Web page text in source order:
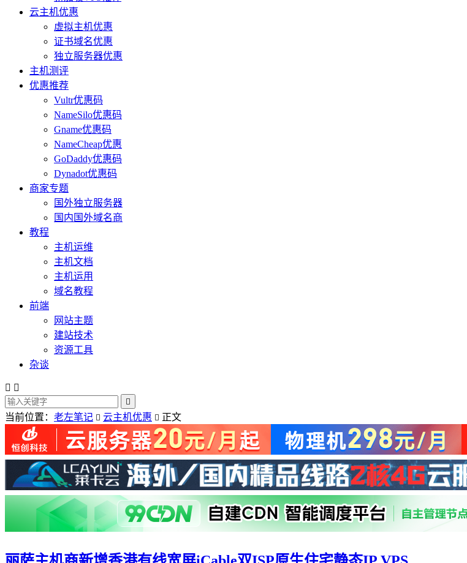
云主机优惠
虚拟主机优惠
证书域名优惠
独立服务器优惠
主机测评
优惠推荐
Vultr优惠码
NameSilo优惠码
Gname优惠码
NameCheap优惠
GoDaddy优惠码
Dynadot优惠码
商家专题
国外独立服务器
国内国外域名商
教程
主机运维
主机文档
主机运用
域名教程
前端
网站主题
建站技术
资源工具
杂谈
 

当前位置： 老左笔记  云主机优惠  正文